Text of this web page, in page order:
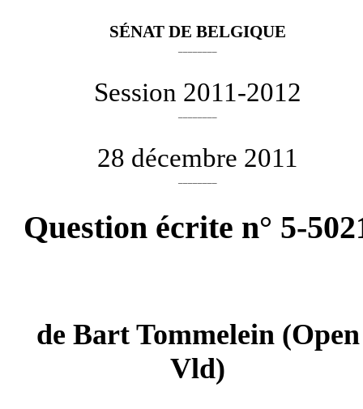
SÉNAT DE BELGIQUE
Session 2011-2012
28 décembre 2011
Question écrite n° 5-
de Bart Tommelein(Open
Vld)